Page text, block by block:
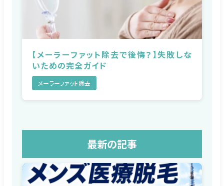
【メーラーファット除去で後悔？】失敗しな
いための完全ガイド
メーラーファット除去
最新の記事